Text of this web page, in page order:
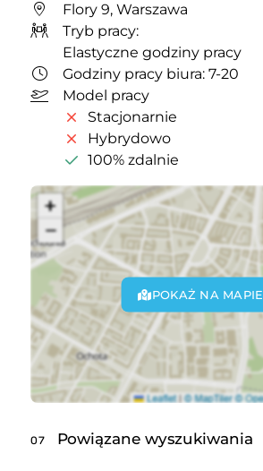
Flory 9, Warszawa
Tryb pracy:
Elastyczne godziny pracy
Godziny pracy biura: 7-20
Model pracy
Stacjonarnie
Hybrydowo
100% zdalnie
POKAŻ NA MAPIE
07 Powiązane wyszukiwania